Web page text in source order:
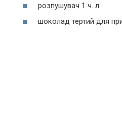
розпушувач 1 ч. л.
шоколад тертий для